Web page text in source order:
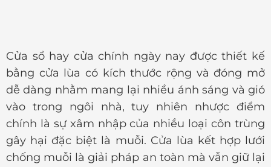
Cửa sổ hay cửa chính ngày nay được thiết kế
bằng cửa lùa có kích thước rộng và đóng mở
dễ dàng nhằm mang lại nhiều ánh sáng và gió
vào trong ngôi nhà, tuy nhiên nhược điểm
chính là sự xâm nhập của nhiều loại côn trùng
gây hại đặc biệt là muỗi. Cửa lùa kết hợp lưới
chống muỗi là giải pháp an toàn mà vẫn giữ lại